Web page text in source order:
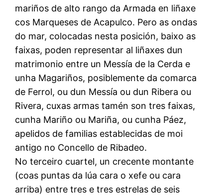
mariños de alto rango da Armada en liñaxe
cos Marqueses de Acapulco. Pero as ondas
do mar, colocadas nesta posición, baixo as
faixas, poden representar al liñaxes dun
matrimonio entre un Messía de la Cerda e
unha Magariños, posiblemente da comarca
de Ferrol, ou dun Messía ou dun Ribera ou
Rivera, cuxas armas tamén son tres faixas,
cunha Mariño ou Mariña, ou cunha Páez,
apelidos de familias establecidas de moi
antigo no Concello de Ribadeo.
No terceiro cuartel, un crecente montante
(coas puntas da lúa cara o xefe ou cara
arriba) entre tres e tres estrelas de seis